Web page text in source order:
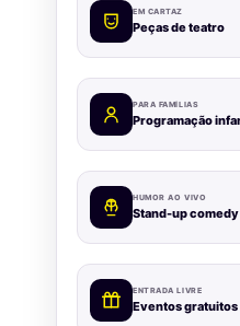
EM CARTAZ
Peças de teatro
PARA FAMÍLIAS
Programação
HUMOR AO VIVO
Stand-up comedy
ENTRADA LIVRE
Eventos gratuitos